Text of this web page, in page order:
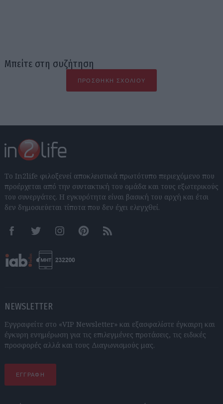
Μπείτε στη συζήτηση
ΠΡΟΣΘΉΚΗ ΣΧΟΛΊΟΥ
Το In2life φιλοξενεί αποκλειστικά πρωτότυπο περιεχόμενο που
προέρχεται από την συντακτική του ομάδα και τους εξωτερικούς
του συνεργάτες. Η εγκυρότητα είναι βασική του αρχή και έτσι
δεν δημοσιεύεται τίποτα που δεν έχει ελεγχθεί.
FacebookTwitter InstagramPinterestRSS feeds
NEWSLETTER
Εγγραφείτε στο «VIP Newsletter» και εξασφαλίστε έγκαιρη και
έγκυρη ενημέρωση για τις επιλεγμένες προτάσεις, τις ειδικές
προσφορές αλλά και τους Διαγωνισμούς μας.
ΕΓΓΡΑΦΗ